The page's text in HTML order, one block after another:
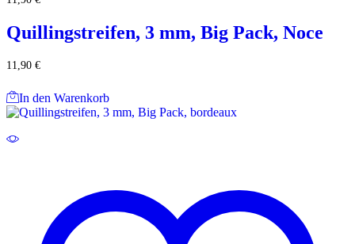
Quillingstreifen, 3 mm, Big Pack, Noce
11,90 €
In den Warenkorb